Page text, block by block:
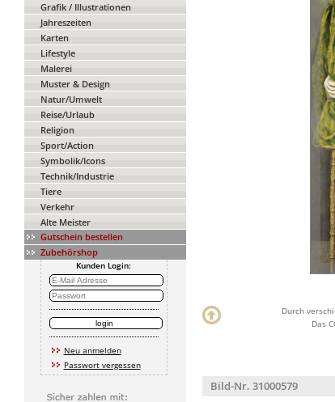
Grafik / Illustrationen
Jahreszeiten
Karten
Lifestyle
Malerei
Muster & Design
Natur/Umwelt
Reise/Urlaub
Religion
Sport/Action
Symbolik/Icons
Technik/Industrie
Tiere
Verkehr
Alte Meister
Gutschein bestellen
Zubehörshop
Kunden Login:
Neu anmelden
Passwort vergessen
Durch
Das
Bild-Nr. 31000579